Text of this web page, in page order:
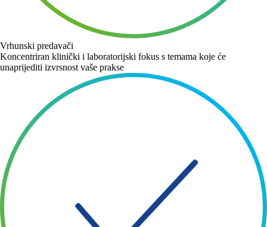
Vrhunski predavači
Koncentriran klinički i laboratorijski fokus s temama koje će
unaprijediti izvrsnost vaše prakse